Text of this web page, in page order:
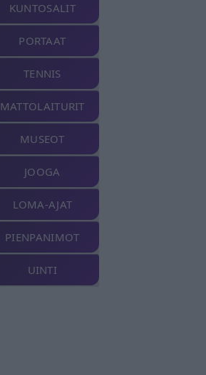
KUNTOSALIT
PORTAAT
TENNIS
MATTOLAITURIT
MUSEOT
JOOGA
LOMA-AJAT
PIENPANIMOT
UINTI